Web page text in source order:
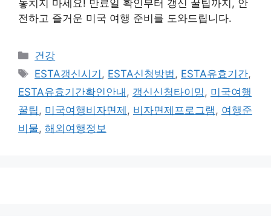
놓치지 마세요! 만료일 확인부터 갱신 꿀팁까지, 안
전하고 즐거운 미국 여행 준비를 도와드립니다.
카
테
리
건강
태
그
ESTA갱신시기 , ESTA신청방법 , ESTA유효기간,
ESTA유효기간확인안내 , 갱신신청타이밍 , 미국여행
꿀팁 , 미국여행비자면제 , 비자면제프로그램 , 여행준
비물, 해외여행정보